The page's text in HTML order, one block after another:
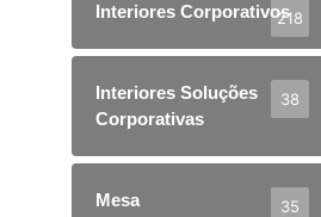
Interiores Corporativos218
Interiores Soluções
Corporativas
38
Mesa 35